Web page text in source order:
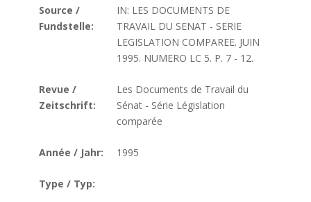
Source /
Fundstelle:
IN: LES DOCUMENTS DE
TRAVAIL DU SENAT - SERIE
LEGISLATION COMPAREE. JUIN
1995. NUMERO LC 5. P. 7 - 12.
Revue /
Zeitschrift:
Les Documents de Travail du
Sénat - Série Législation
comparée
Année / Jahr: 1995
Type / Typ: